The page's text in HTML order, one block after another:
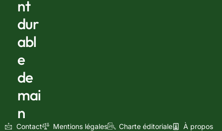
nt
dur
abl
e
de
mai
n
Contact Mentions légales Charte éditoriale
À propos